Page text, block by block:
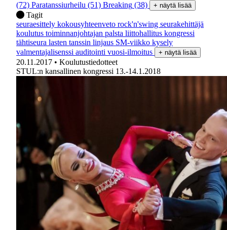
(72) Paratanssiurheilu (51) Breaking (38) + näytä lisää
Tagit
seuraesittely kokousyhteenveto rock'n'swing seurakehittäjä
koulutus toiminnanjohtajan palsta liittohallitus kongressi
tähtiseura lasten tanssin linjaus SM-viikko kysely
valmentajalisenssi auditointi vuosi-ilmoitus + näytä lisää
20.11.2017 • Koulutustiedotteet
STUL:n kansallinen kongressi 13.-14.1.2018